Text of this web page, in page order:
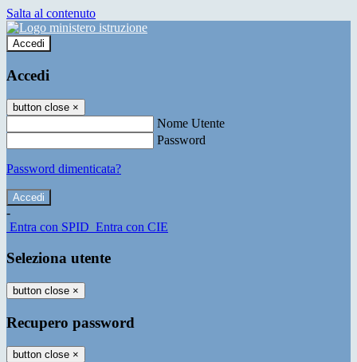
Salta al contenuto
Accedi
Accedi
button close ×
Nome Utente
Password
Password dimenticata?
-
Entra con SPID Entra con CIE
Seleziona utente
button close ×
Recupero password
button close ×